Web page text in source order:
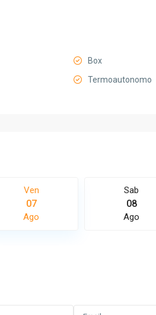
Box
Termoautonomo
Ven
07
Ago
Sab
08
Ago